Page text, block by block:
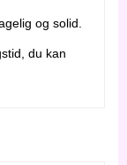
og solid.
du kan